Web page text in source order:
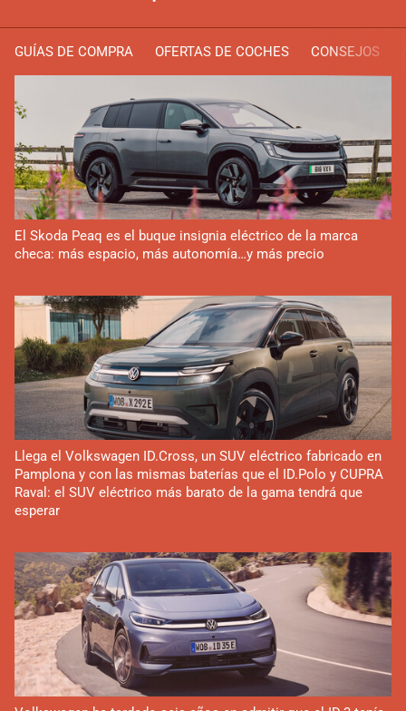
GUÍAS DE COMPRA OFERTAS DE COCHES CONSEJOS
El Skoda Peaq es el buque insignia eléctrico de la marca
checa: más espacio, más autonomía…y más precio
Llega el Volkswagen ID.Cross, un SUV eléctrico fabricado en
Pamplona y con las mismas baterías que el ID.Polo y CUPRA
Raval: el SUV eléctrico más barato de la gama tendrá que
esperar